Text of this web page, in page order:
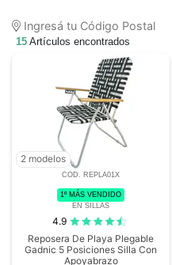
Ingresá tu Código Postal
15 Artículos encontrados
2 modelos
COD. REPLA01X
1º MÁS VENDIDO
EN SILLAS
4.9
Reposera De Playa Plegable
Gadnic 5 Posiciones Silla Con
Apoyabrazo